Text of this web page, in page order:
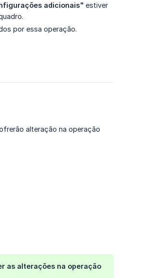
adicionais" estiver
por essa operação.
alteração na operação
as alterações na operação